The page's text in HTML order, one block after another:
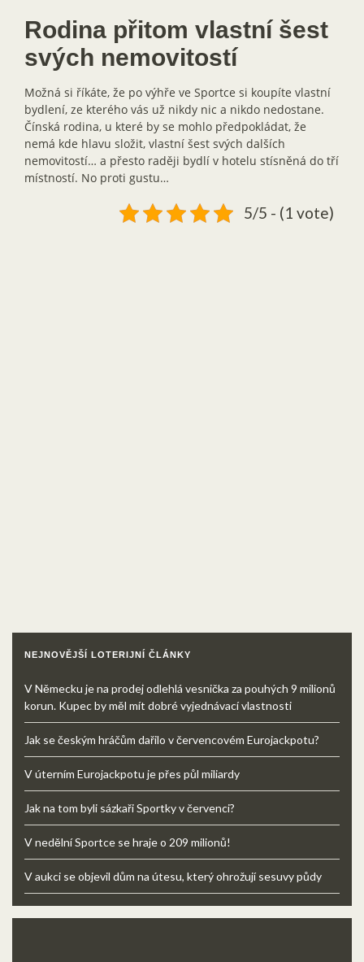
Rodina přitom vlastní šest
svých nemovitostí
Možná si říkáte, že po výhře ve Sportce si koupíte vlastní
bydlení, ze kterého vás už nikdy nic a nikdo nedostane.
Čínská rodina, u které by se mohlo předpokládat, že
nemá kde hlavu složit, vlastní šest svých dalších
nemovitostí… a přesto raději bydlí v hotelu stísněná do tří
místností. No proti gustu…
5/5 - (1 vote)
NEJNOVĚJŠÍ LOTERIJNÍ ČLÁNKY
V Německu je na prodej odlehlá vesnička za pouhých 9 milionů
korun. Kupec by měl mít dobré vyjednávací vlastnosti
Jak se českým hráčům dařilo v červencovém Eurojackpotu?
V úterním Eurojackpotu je přes půl miliardy
Jak na tom byli sázkaři Sportky v červenci?
V nedělní Sportce se hraje o 209 milionů!
V aukci se objevil dům na útesu, který ohrožují sesuvy půdy